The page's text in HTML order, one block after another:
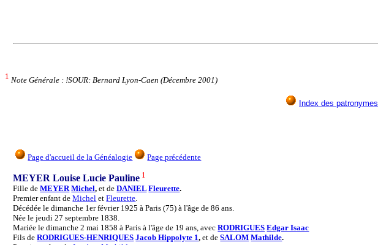
1 Note Générale : !SOUR: Bernard Lyon-Caen (Décembre 2001)
Index des patronymes
Page d'accueil de la Généalogie Page précédente
MEYER Louise Lucie Pauline 1
Fille deMEYER Michel,et deDANIEL Fleurette.
Premier enfant deMichel etFleurette.
Décédée le dimanche 1er février 1925 à Paris (75) à l'âge de 86 ans.
Née le jeudi 27 septembre 1838.
Mariée le dimanche 2 mai 1858 à Paris à l'âge de 19 ans, avecRODRIGUES Edgar Isaac
Fils deRODRIGUES-HENRIQUES Jacob Hippolyte 1,et deSALOM Mathilde.